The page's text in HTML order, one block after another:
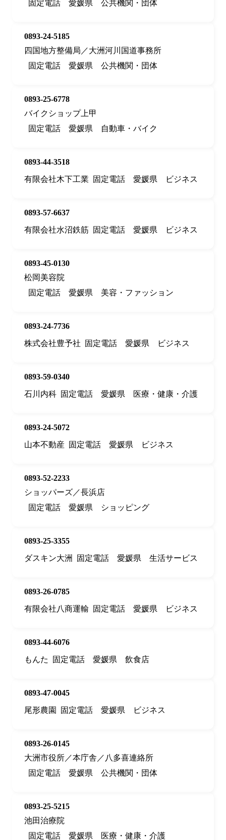
固定電話
愛媛県 公共機関・団体
0893-24-5185
四国地方整備局／大洲河川国道事務所
固定電話
愛媛県 公共機関・団体
0893-25-6778
バイクショップ上甲
固定電話
愛媛県 自動車・バイク
0893-44-3518
有限会社木下工業
固定電話 愛媛県 ビジネス
0893-57-6637
有限会社水沼鉄筋 固定電話 愛媛県 ビジネス
0893-45-0130
松岡美容院
固定電話
愛媛県 美容・ファッション
0893-24-7736
株式会社豊予社
固定電話 愛媛県 ビジネス
0893-59-0340
石川内科 固定電話 愛媛県 医療・健康・介護
0893-24-5072
山本不動産 固定電話 愛媛県 ビジネス
0893-52-2233
ショッパーズ／長浜店
固定電話
愛媛県 ショッピング
0893-25-3355
ダスキン大洲
固定電話 愛媛県 生活サービス
0893-26-0785
有限会社八商運輸
固定電話 愛媛県 ビジネス
0893-44-6076
もんた
固定電話 愛媛県 飲食店
0893-47-0045
尾形農園
固定電話 愛媛県 ビジネス
0893-26-0145
大洲市役所／本庁舎／八多喜連絡所
固定電話
愛媛県 公共機関・団体
0893-25-5215
池田治療院
固定電話
愛媛県 医療・健康・介護